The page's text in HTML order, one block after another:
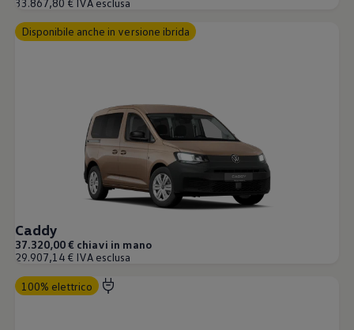
Disponibile anche in versione ibrida
Caddy
37.320,00 € chiavi in mano
29.907,14 € IVA esclusa
100% elettrico